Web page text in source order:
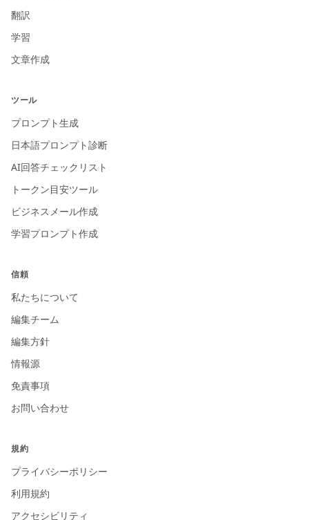
翻訳
学習
文章作成
ツール
プロンプト生成
日本語プロンプト診断
AI回答チェックリスト
トークン目安ツール
ビジネスメール作成
学習プロンプト作成
信頼
私たちについて
編集チーム
編集方針
情報源
免責事項
お問い合わせ
規約
プライバシーポリシー
利用規約
アクセシビリティ